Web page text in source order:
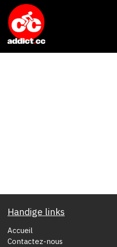
Overslaan naar inhoud
Handige links
Accueil
Contactez-nous